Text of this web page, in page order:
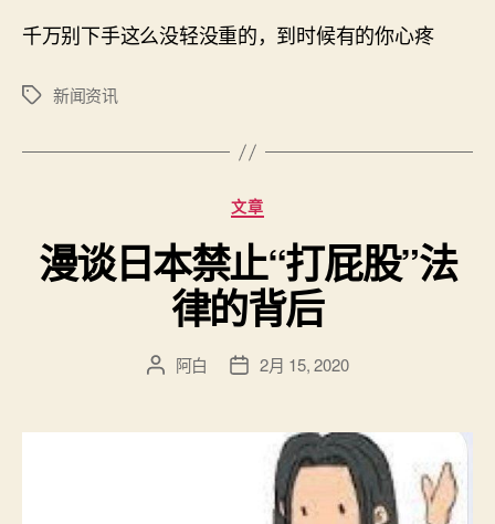
千万别下手这么没轻没重的，到时候有的你心疼
标
新闻资讯
分
类
文章
漫谈日本禁止“打屁股”法
律的背后
文
者
阿白
发
期
2月 15, 2020